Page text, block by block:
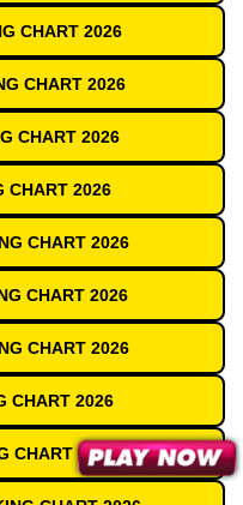
CHART 2026
CHART 2026
CHART 2026
CHART 2026
CHART 2026
CHART 2026
CHART 2026
CHART 2026
CHART 2026